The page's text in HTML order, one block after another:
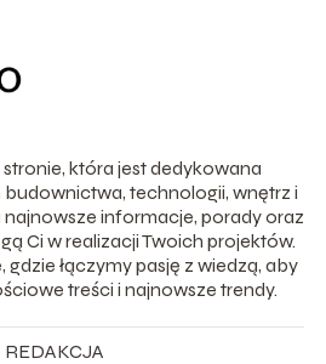
która jest dedykowana
budownictwa, technologii, wnętrz i
informacje, porady oraz
Ci w realizacji Twoich projektów.
gdzie łączymy pasję z wiedzą, aby
treści i najnowsze trendy.
REDAKCJA